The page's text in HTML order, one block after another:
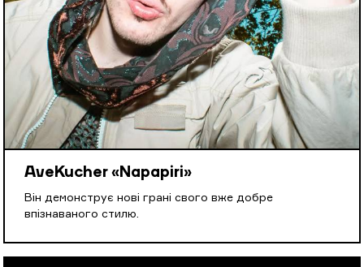
AveKucher «Napapiri»
Він демонструє нові грані свого вже добре
впізнаваного стилю.